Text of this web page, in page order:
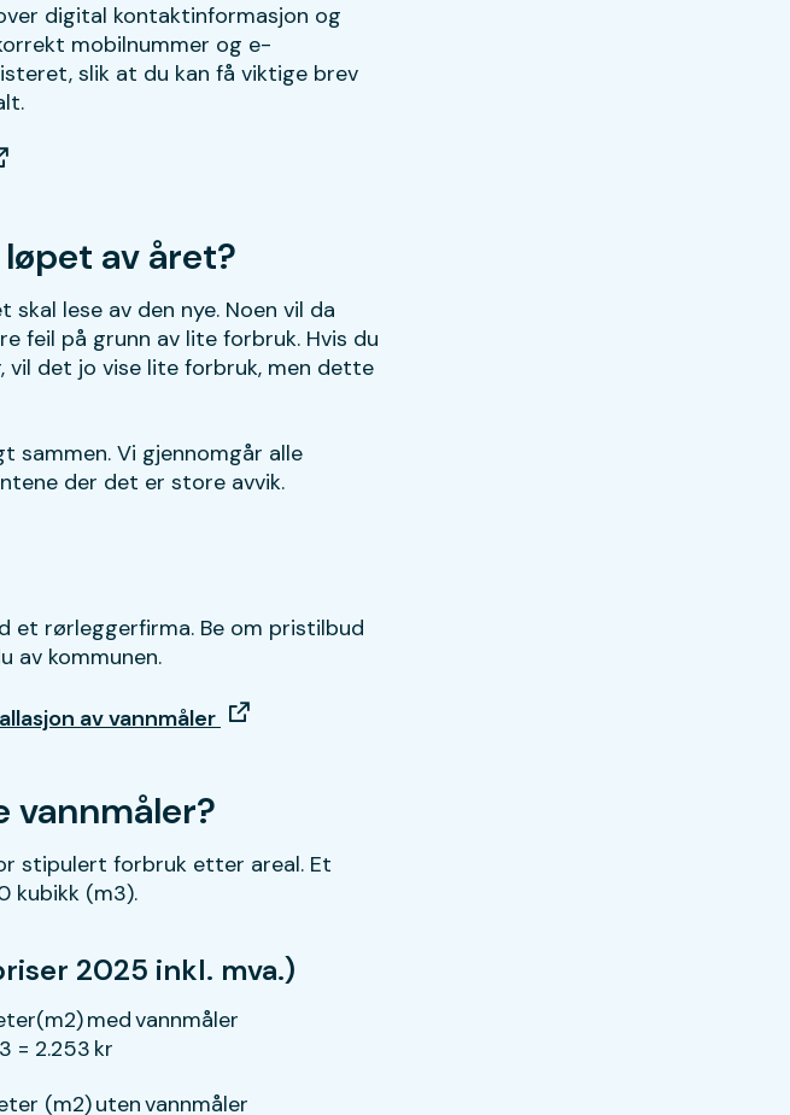
digital kontaktinformasjon og
mobilnummer og e-
slik at du kan få viktige brev
av året?
lese av den nye. Noen vil da
feil på grunn av lite forbruk. Hvis du
det jo vise lite forbruk, men dette
sammen. Vi gjennomgår alle
der det er store avvik.
et rørleggerfirma. Be om pristilbud
av kommunen.
av vannmåler
vannmåler?
stipulert forbruk etter areal. Et
kubikk (m3).
2025 inkl. mva.)
med vannmåler
= 2.253 kr
(m2) uten vannmåler